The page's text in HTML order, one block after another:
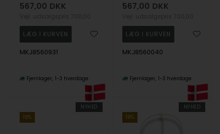
567,00 DKK
MKJ8560931
Fjernlager 1-3 hverdage
567,00 DKK
MKJ8560040
Fjernlager 1-3 hverdage
NYHED
19%
NYHED
19%